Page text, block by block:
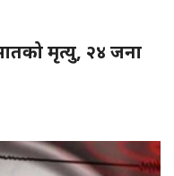
मृत्यु, २४ जना